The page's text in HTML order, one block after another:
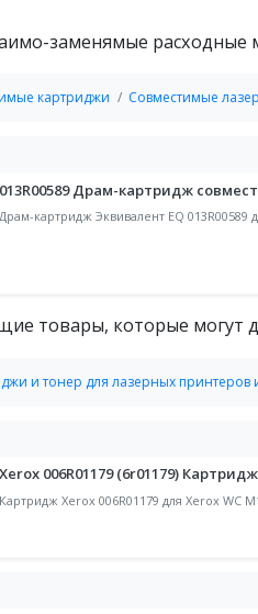
заменямые расходные
картриджи Совместимые
013R00589 Драм-картридж
Драм-картридж Эквивалент EQ 013R00589
товары, которые могут
и тонер для лазерных принтеров
Xerox 006R01179 (6r01179)
Картридж Xerox 006R01179 для Xerox WC